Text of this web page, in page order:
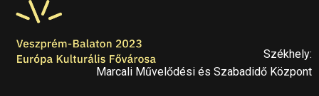
Székhely:
Marcali Művelődési és Szabadidő Központ